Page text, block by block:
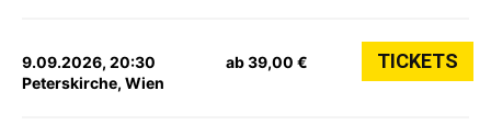
9.09.2026, 20:30
Peterskirche, Wien
ab 39,00 € TICKETS